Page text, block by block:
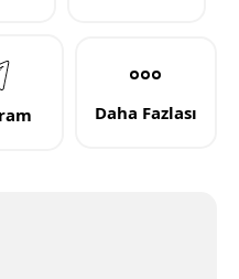
Daha Fazlası